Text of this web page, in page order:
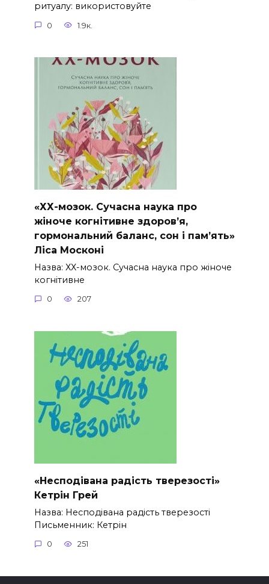
ритуалу: використовуйте
0 1.9к.
«ХХ-мозок. Сучасна наука про
жіноче когнітивне здоров’я,
гормональний баланс, сон і пам’ять»
Ліса Москоні
Назва: ХХ-мозок. Сучасна наука про жіноче
когнітивне
0 207
«Несподівана радість тверезості»
Кетрін Грей
Назва: Несподівана радість тверезості
Письменник: Кетрін
0 251